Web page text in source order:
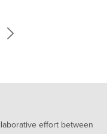
community-led outreach